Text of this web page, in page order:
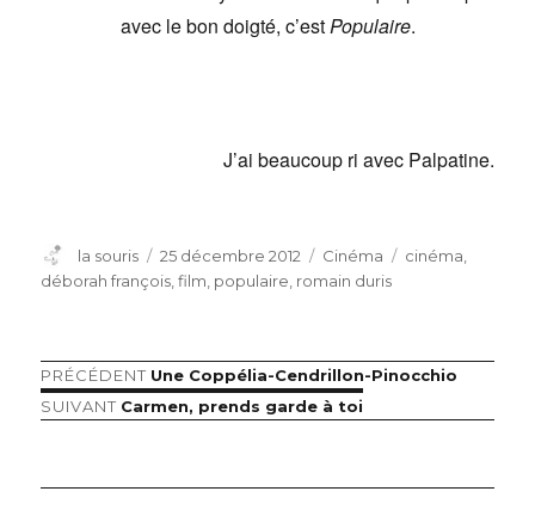
avec le bon doigté, c’estPopulaire.
J’ai beaucoup ri avec Palpatine.
Auteur
la souris
Publié
le
25 décembre 2012 Catégories
Cinéma Étiquettes
cinéma
déborah françois ,film populaire romain duris
Navigation
l’article
PRÉCÉDENT Article
précédent :
Une Coppélia-Cendrillon-Pinocchio
SUIVANT Article
Carmen, prends garde à toi